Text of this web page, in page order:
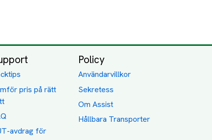
pris på rätt
avdrag för
Policy
Användarvillkor
Sekretess
Om Assist
Hållbara Transporter